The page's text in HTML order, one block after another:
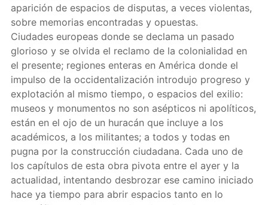
aparición de espacios de disputas, a veces violentas,
sobre memorias encontradas y opuestas.
Ciudades europeas donde se declama un pasado
glorioso y se olvida el reclamo de la colonialidad en
el presente; regiones enteras en América donde el
impulso de la occidentalización introdujo progreso y
explotación al mismo tiempo, o espacios del exilio:
museos y monumentos no son asépticos ni apolíticos,
están en el ojo de un huracán que incluye a los
académicos, a los militantes; a todos y todas en
pugna por la construcción ciudadana. Cada uno de
los capítulos de esta obra pivota entre el ayer y la
actualidad, intentando desbrozar ese camino iniciado
hace ya tiempo para abrir espacios tanto en lo